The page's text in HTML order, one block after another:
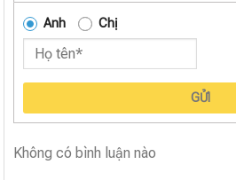
Anh Chị
GỬI
Không có bình luận nào